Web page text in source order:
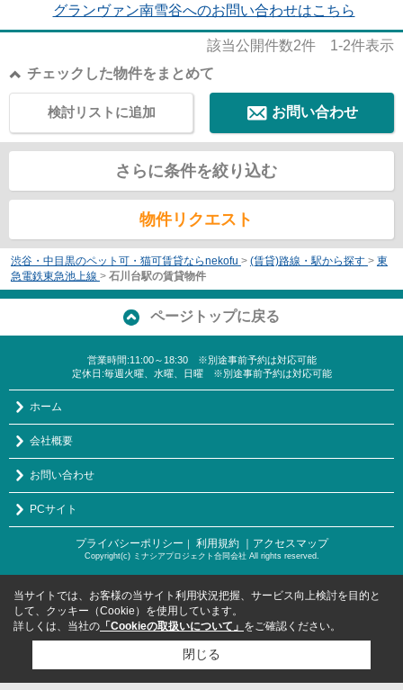
グランヴァン南雪谷へのお問い合わせはこちら
該当公開件数2件 1-2件表示
チェックした物件をまとめて
お問い合わせ
検討リストに追加
さらに条件を絞り込む
物件リクエスト
渋谷・中目黒のペット可・猫可賃貸ならnekofu > (賃貸)路線・駅から探す > 東
急電鉄東急池上線 > 石川台駅の賃貸物件
ページトップに戻る
営業時間:11:00～18:30 ※別途事前予約は対応可能
定休日:毎週火曜、水曜、日曜 ※別途事前予約は対応可能
ホーム
会社概要
お問い合わせ
PCサイト
プライバシーポリシー ｜ 利用規約 ｜アクセスマップ
Copyright(c) ミナシアプロジェクト合同会社 All rights reserved.
当サイトでは、お客様の当サイト利用状況把握、サービス向上検討を目的と
して、クッキー（Cookie）を使用しています。
詳しくは、当社の 「Cookieの取扱いについて」 をご確認ください。
閉じる